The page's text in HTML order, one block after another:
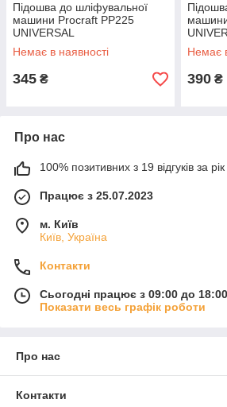
Підошва до шліфувальної
машини Procraft PP225
UNIVERSAL
Немає в наявності
345 ₴
Немає
390 ₴
Про нас
100% позитивних з 19 відгуків за рік
Працює з 25.07.2023
м. Київ
Київ, Україна
Контакти
Сьогодні працює з 09:00 до 18:00
Показати весь графік роботи
Про нас
Контакти